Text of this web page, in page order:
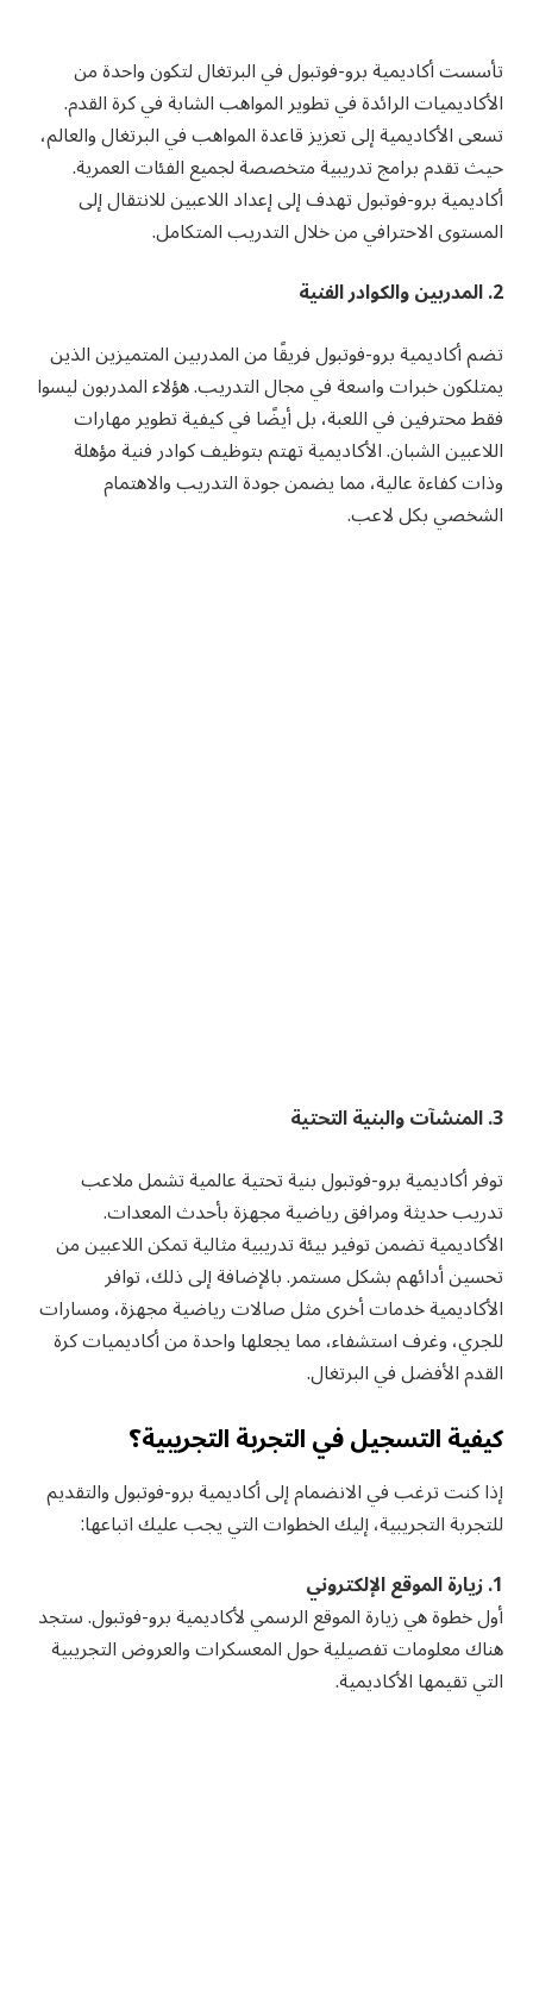
تأسست أكاديمية برو-فوتبول في البرتغال لتكون واحدة من
الأكاديميات الرائدة في تطوير المواهب الشابة في كرة القدم.
تسعى الأكاديمية إلى تعزيز قاعدة المواهب في البرتغال والعالم،
حيث تقدم برامج تدريبية متخصصة لجميع الفئات العمرية.
أكاديمية برو-فوتبول تهدف إلى إعداد اللاعبين للانتقال إلى
المستوى الاحترافي من خلال التدريب المتكامل.
2. المدربين والكوادر الفنية
تضم أكاديمية برو-فوتبول فريقًا من المدربين المتميزين الذين
يمتلكون خبرات واسعة في مجال التدريب. هؤلاء المدربون ليسوا
فقط محترفين في اللعبة، بل أيضًا في كيفية تطوير مهارات
اللاعبين الشبان. الأكاديمية تهتم بتوظيف كوادر فنية مؤهلة
وذات كفاءة عالية، مما يضمن جودة التدريب والاهتمام
الشخصي بكل لاعب.
3. المنشآت والبنية التحتية
توفر أكاديمية برو-فوتبول بنية تحتية عالمية تشمل ملاعب
تدريب حديثة ومرافق رياضية مجهزة بأحدث المعدات.
الأكاديمية تضمن توفير بيئة تدريبية مثالية تمكن اللاعبين من
تحسين أدائهم بشكل مستمر. بالإضافة إلى ذلك، توافر
الأكاديمية خدمات أخرى مثل صالات رياضية مجهزة، ومسارات
للجري، وغرف استشفاء، مما يجعلها واحدة من أكاديميات كرة
القدم الأفضل في البرتغال.
كيفية التسجيل في التجربة التجريبية؟
إذا كنت ترغب في الانضمام إلى أكاديمية برو-فوتبول والتقديم
للتجربة التجريبية، إليك الخطوات التي يجب عليك اتباعها:
1. زيارة الموقع الإلكتروني
أول خطوة هي زيارة الموقع الرسمي لأكاديمية برو-فوتبول. ستجد
هناك معلومات تفصيلية حول المعسكرات والعروض التجريبية
التي تقيمها الأكاديمية.